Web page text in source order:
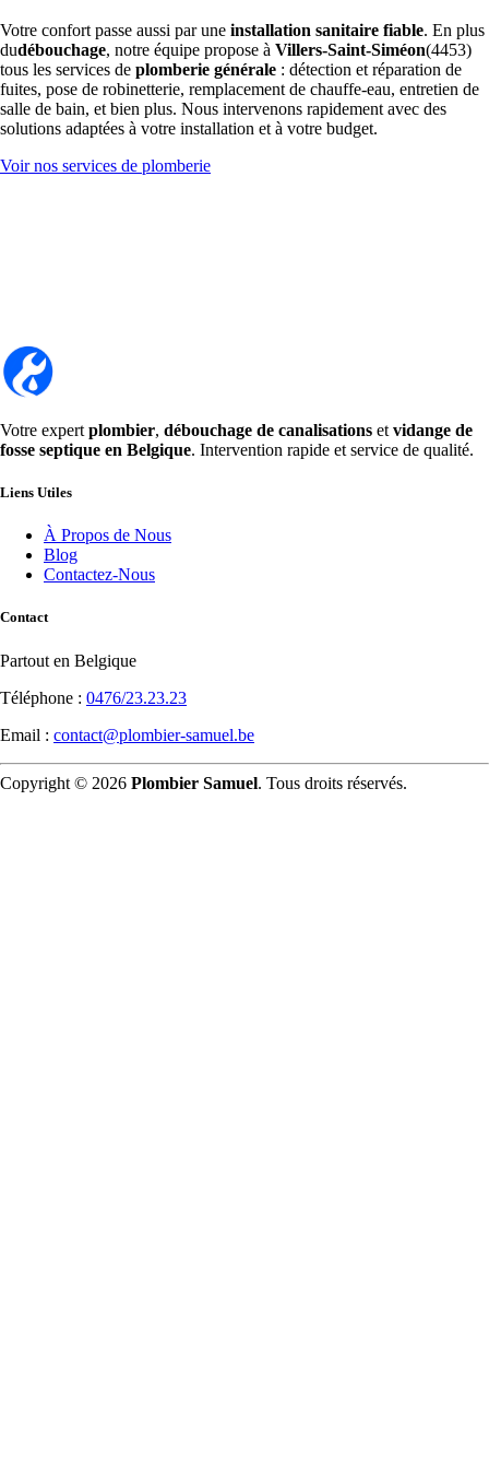
Votre confort passe aussi par une installation sanitaire fiable. En plus
dudébouchage, notre équipe propose à Villers-Saint-Siméon(4453)
tous les services de plomberie générale : détection et réparation de
fuites, pose de robinetterie, remplacement de chauffe-eau, entretien de
salle de bain, et bien plus. Nous intervenons rapidement avec des
solutions adaptées à votre installation et à votre budget.
Voir nos services de plomberie
Votre expert plombier, débouchage de canalisations et vidange de
fosse septique en Belgique. Intervention rapide et service de qualité.
Liens Utiles
À Propos de Nous
Blog
Contactez-Nous
Contact
Partout en Belgique
Téléphone : 0476/23.23.23
Email : contact@plombier-samuel.be
Copyright © 2026 Plombier Samuel. Tous droits réservés.